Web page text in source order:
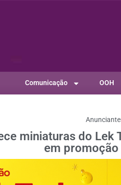
Comunicação OOH
miniaturas do Lek
em promoção